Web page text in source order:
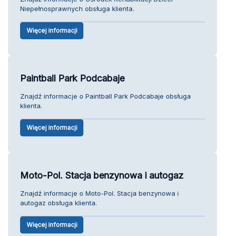
Niepełnosprawnych obsługa klienta.
Więcej informacji
Paintball Park Podcabaje
Znajdź informacje o Paintball Park Podcabaje obsługa
klienta.
Więcej informacji
Moto-Pol. Stacja benzynowa i autogaz
Znajdź informacje o Moto-Pol. Stacja benzynowa i
autogaz obsługa klienta.
Więcej informacji